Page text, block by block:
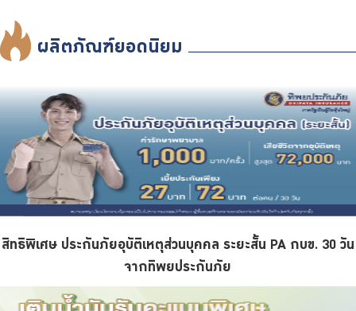
ผลิตภัณฑ์ยอดนิยม
สิทธิพิเศษ ประกันภัยอุบัติเหตุส่วนบุคคล ระยะสั้น PA กบข. 30 วัน
จากทิพยประกันภัย